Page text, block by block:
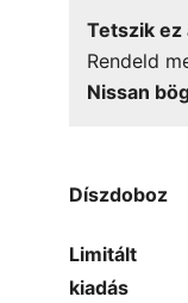
Tetszik ez
Rendeld
Nissan
Díszdoboz
Limitált
kiadás